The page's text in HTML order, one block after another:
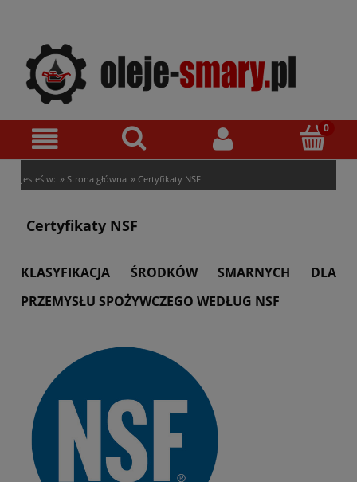
Jesteś w: » Strona główna » Certyfikaty NSF
Certyfikaty NSF
KLASYFIKACJA ŚRODKÓW SMARNYCH DLA
PRZEMYSŁU SPOŻYWCZEGO WEDŁUG NSF